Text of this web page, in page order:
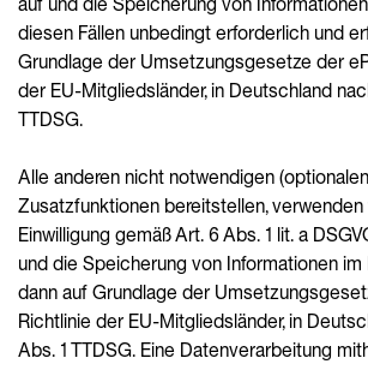
diesen Fällen unbedingt erforderlich und
Grundlage der Umsetzungsgesetze der
der EU-Mitgliedsländer, in Deutschland
TTDSG.
Alle anderen nicht notwendigen
Zusatzfunktionen bereitstellen, verwenden
Einwilligung gemäß Art. 6 Abs. 1 lit. a
und die Speicherung von Informationen
dann auf Grundlage der
Richtlinie der EU-Mitgliedsländer, in
Abs. 1 TTDSG. Eine Datenverarbeitung